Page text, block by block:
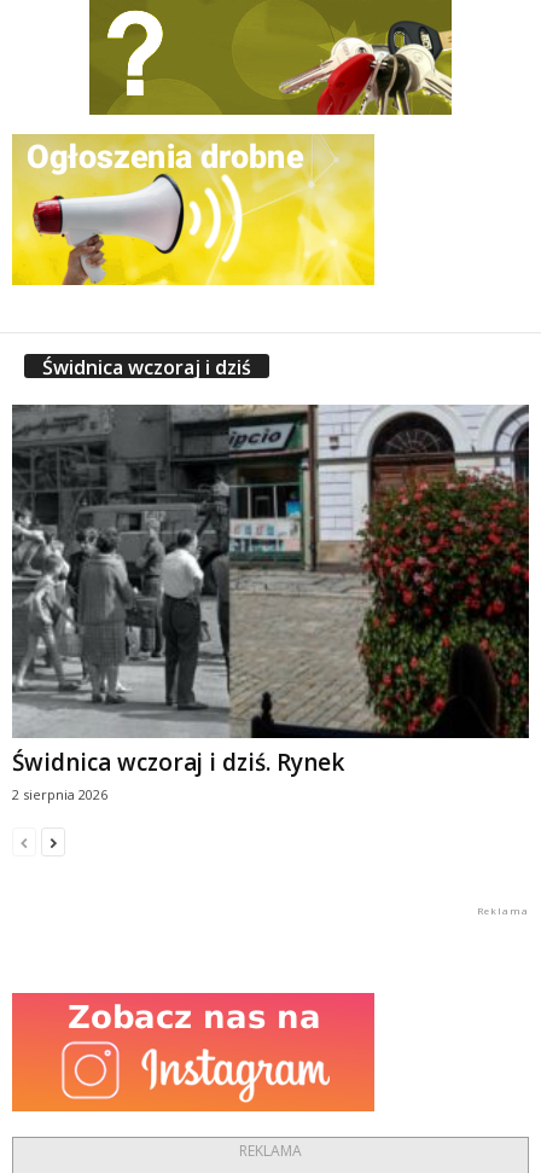
Świdnica wczoraj i dziś
Świdnica wczoraj i dziś. Rynek
2 sierpnia 2026
REKLAMA